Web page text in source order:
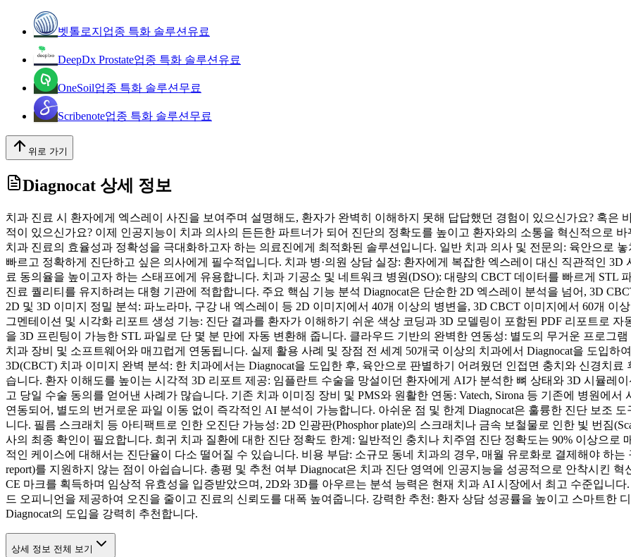
벳톨로지 업종 특화 솔루션 유료
DeepDx Prostate업종 특화 솔루션 유료
OneSoil업종 특화 솔루션 무료
Scribenote업종 특화 솔루션 무료
위로 가기
Diagnocat 상세 정보
치과 진료 시 환자에게 엑스레이 사진을 보여주며 설명해도, 환자가 완벽히 이해하지 못해 답답했던 경험이 있으신가요? 혹은
적이 있으신가요? 이제 인공지능이 치과 의사의 든든한 파트너가 되어 진단의 정확도를 높이고 환자와의 소통을 혁신적으로
치과 진료의 효율성과 정확성을 극대화하고자 하는 의료진에게 최적화된 솔루션입니다. 일반 치과 의사 및 전문의: 육안으로
빠르고 정확하게 진단하고 싶은 의사에게 필수적입니다. 치과 병·의원 상담 실장: 환자에게 복잡한 엑스레이 대신 직관적인
료 동의율을 높이고자 하는 스태프에게 유용합니다. 치과 기공소 및 네트워크 병원(DSO): 대량의 CBCT 데이터를 빠르게 STL
진료 퀄리티를 유지하려는 대형 기관에 적합합니다. 주요 핵심 기능 분석 Diagnocat은 단순한 2D 엑스레이 분석을 넘어, 3D
2D 및 3D 이미지 정밀 분석: 파노라마, 구강 내 엑스레이 등 2D 이미지에서 40개 이상의 병변을, 3D CBCT 이미지에서 60개 이
그멘테이션 및 시각화 리포트 생성 기능: 진단 결과를 환자가 이해하기 쉬운 색상 코딩과 3D 모델링이 포함된 PDF 리포트로
을 3D 프린팅이 가능한 STL 파일로 단 몇 분 만에 자동 변환해 줍니다. 클라우드 기반의 완벽한 연동성: 별도의 무거운 프로그
치과 장비 및 소프트웨어와 매끄럽게 연동됩니다. 실제 활용 사례 및 장점 전 세계 50개국 이상의 치과에서 Diagnocat을 도입
3D(CBCT) 치과 이미지 완벽 분석: 한 치과에서는 Diagnocat을 도입한 후, 육안으로 판별하기 어려웠던 인접면 충치와 신경치
습니다. 환자 이해도를 높이는 시각적 3D 리포트 제공: 임플란트 수술을 망설이던 환자에게 AI가 분석한 뼈 상태와 3D 시뮬레
고 당일 수술 동의를 얻어낸 사례가 많습니다. 기존 치과 이미징 장비 및 PMS와 원활한 연동: Vatech, Sirona 등 기존에 병원에
연동되어, 별도의 번거로운 파일 이동 없이 즉각적인 AI 분석이 가능합니다. 아쉬운 점 및 한계 Diagnocat은 훌륭한 진단 보조
니다. 필름 스크래치 등 아티팩트로 인한 오진단 가능성: 2D 인광판(Phosphor plate)의 스크래치나 금속 보철물로 인한 빛 번짐
사의 최종 확인이 필요합니다. 희귀 치과 질환에 대한 진단 정확도 한계: 일반적인 충치나 치주염 진단 정확도는 90% 이상으로
적인 케이스에 대해서는 진단율이 다소 떨어질 수 있습니다. 비용 부담: 소규모 동네 치과의 경우, 매월 유로화로 결제해야 하
report)를 지원하지 않는 점이 아쉽습니다. 총평 및 추천 여부 Diagnocat은 치과 진단 영역에 인공지능을 성공적으로 안착시킨
CE 마크를 획득하며 임상적 유효성을 입증받았으며, 2D와 3D를 아우르는 분석 능력은 현재 치과 AI 시장에서 최고 수준입니
드 오피니언을 제공하여 오진을 줄이고 진료의 신뢰도를 대폭 높여줍니다. 강력한 추천: 환자 상담 성공률을 높이고 스마트한
Diagnocat의 도입을 강력히 추천합니다.
상세 정보 전체 보기